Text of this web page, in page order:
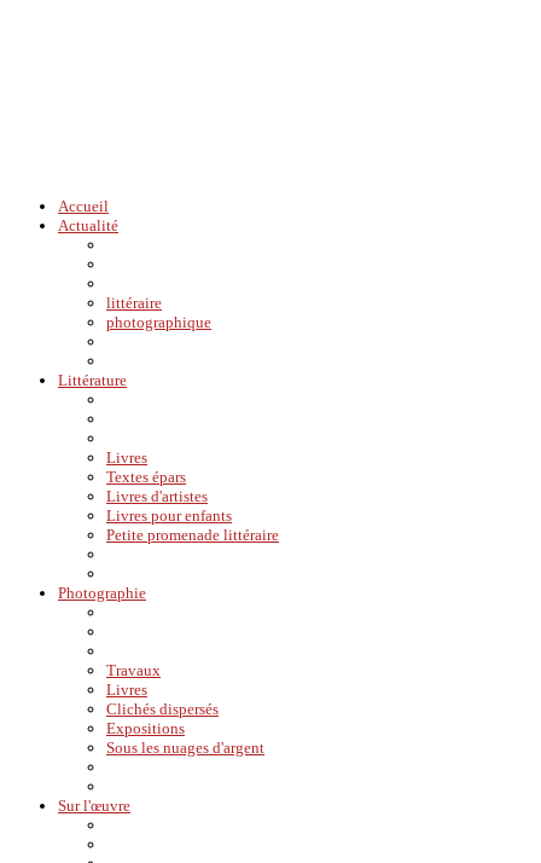
Accueil
Actualité
littéraire
photographique
Littérature
Livres
Textes épars
Livres d'artistes
Livres pour enfants
Petite promenade littéraire
Photographie
Travaux
Livres
Clichés dispersés
Expositions
Sous les nuages d'argent
Sur l'œuvre